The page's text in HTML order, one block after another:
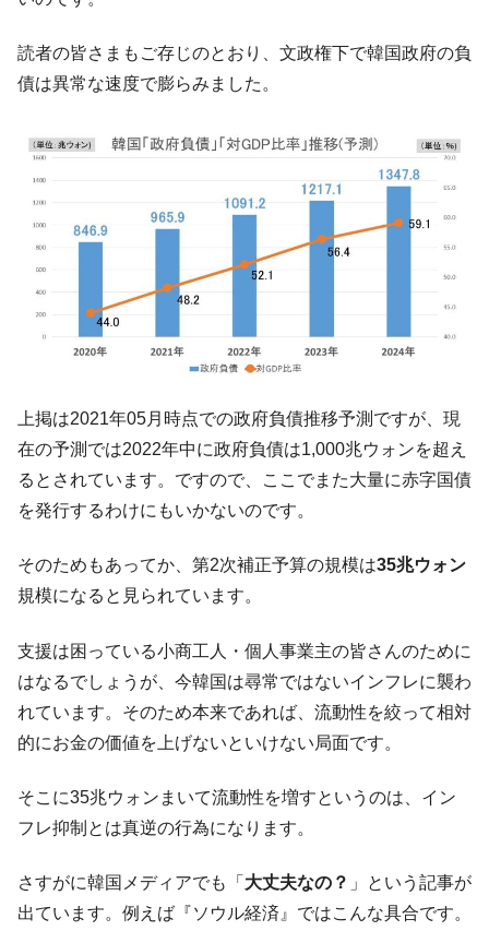
だ。
『Money1』
『韓国銀行』が「金の保有量を増やしま
『Money1』
韓国･外為取引量「1日当たり1,214.4億ド
ル」まで拡大 ⇒ 海外資金の動きに強く左右される状態
『Money1』
韓国･帰ってきた李在明。李在明を支持しな
い「50.5％」に上昇
『Money1』
韓国大統領府ボンクラ政策室長が告発され
た ⇒ 国家が行った恐るべき株価操作であり、空前の国政壟
断
『Money1』
韓国･警察職員が「丸刈りになって抗議活
『Money1』
中国だけが鉄鋼輸出を異常増加させる ⇒ 中
国の過剰生産が世界を蝕む。
『Money1』
韓国製造業「半導体絶好調」のウラで他業
ン』1人当たり賠償10万ウォンを認定 ⇒ 総額3兆7,000億
『Money1』 韓国で猛暑。南東部では干ばつ
「KDDX」1番艦、2032年竣工と公示
『Money1』
【対日本円】ウォン安が急進！ 日米の協調
に韓国がいっちょがみしたのでは。
『Money1』
韓国政府『BYD』車への補助金を全廃 ⇒ 実
1.9倍！
『Money1』
在韓米国大使スティールが着韓！⇒ さっそ
ドを掲げる「在韓反米勢力」
『Money1』
韓国政府「2035年までに18.4GW規模のAIデ
読者の皆さまもご存じのとおり、文政権下で韓国政府の負
債は異常な速度で膨らみました。
上掲は2021年05月時点での政府負債推移予測ですが、現
在の予測では2022年中に政府負債は1,000兆ウォンを超え
るとされています。ですので、ここでまた大量に赤字国債
を発行するわけにもいかないのです。
そのためもあってか、第2次補正予算の規模は35兆ウォン
規模になると見られています。
支援は困っている小商工人・個人事業主の皆さんのために
はなるでしょうが、今韓国は尋常ではないインフレに襲わ
れています。そのため本来であれば、流動性を絞って相対
的にお金の価値を上げないといけない局面です。
そこに35兆ウォンまいて流動性を増すというのは、イン
フレ抑制とは真逆の行為になります。
さすがに韓国メディアでも「 大丈夫なの？ 」という記事が
出ています。例えば『ソウル経済』ではこんな具合です。